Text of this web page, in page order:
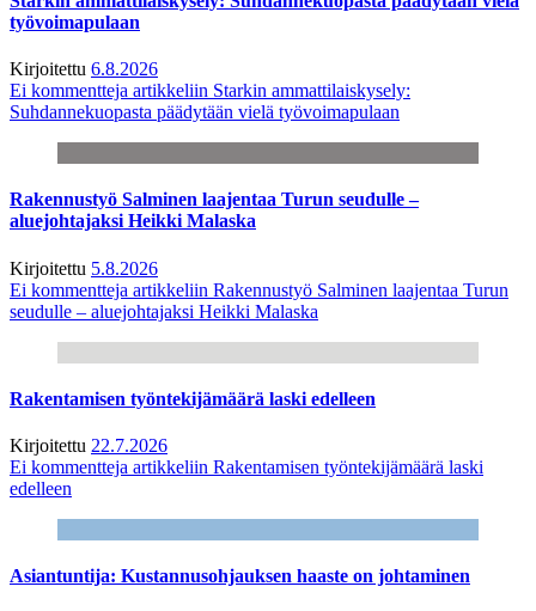
työvoimapulaan
Kirjoitettu 6.8.2026
Ei kommentteja artikkeliin Starkin ammattilaiskysely:
Suhdannekuopasta päädytään vielä työvoimapulaan
Rakennustyö Salminen laajentaa Turun seudulle –
aluejohtajaksi Heikki Malaska
Kirjoitettu 5.8.2026
Ei kommentteja artikkeliin Rakennustyö Salminen laajentaa Turun
seudulle – aluejohtajaksi Heikki Malaska
Rakentamisen työntekijämäärä laski edelleen
Kirjoitettu 22.7.2026
Ei kommentteja artikkeliin Rakentamisen työntekijämäärä laski
edelleen
Asiantuntija: Kustannusohjauksen haaste on johtaminen